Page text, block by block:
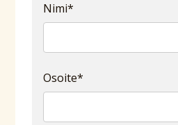
Nimi*
Osoite*